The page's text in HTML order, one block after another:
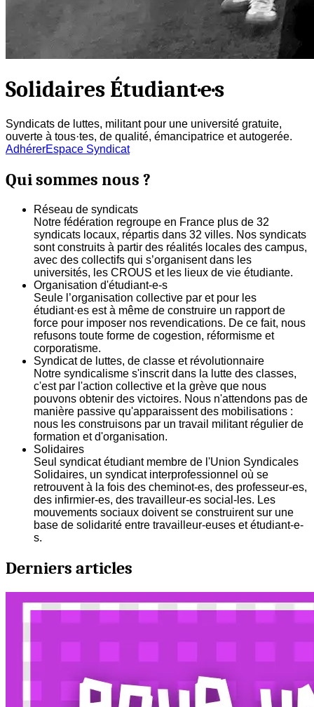
Solidaires Étudiant·e·s
Syndicats de luttes, militant pour une université gratuite,
ouverte à tous·tes, de qualité, émancipatrice et autogerée.
AdhérerEspace Syndicat
Qui sommes nous ?
Réseau de syndicats
Notre fédération regroupe en France plus de 32
syndicats locaux, répartis dans 32 villes. Nos syndicats
sont construits à partir des réalités locales des campus,
avec des collectifs qui s’organisent dans les
universités, les CROUS et les lieux de vie étudiante.
Organisation d'étudiant-e-s
Seule l’organisation collective par et pour les
étudiant·es est à même de construire un rapport de
force pour imposer nos revendications. De ce fait, nous
refusons toute forme de cogestion, réformisme et
corporatisme.
Syndicat de luttes, de classe et révolutionnaire
Notre syndicalisme s'inscrit dans la lutte des classes,
c'est par l'action collective et la grève que nous
pouvons obtenir des victoires. Nous n'attendons pas de
manière passive qu'apparaissent des mobilisations :
nous les construisons par un travail militant régulier de
formation et d'organisation.
Solidaires
Seul syndicat étudiant membre de l'Union Syndicales
Solidaires, un syndicat interprofessionnel où se
retrouvent à la fois des cheminot-es, des professeur-es,
des infirmier-es, des travailleur-es social-les. Les
mouvements sociaux doivent se construirent sur une
base de solidarité entre travailleur-euses et étudiant-e-
s.
Derniers articles